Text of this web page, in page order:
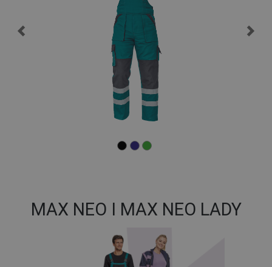
MAX NEO I MAX NEO LADY